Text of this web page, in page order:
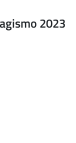
sul2023